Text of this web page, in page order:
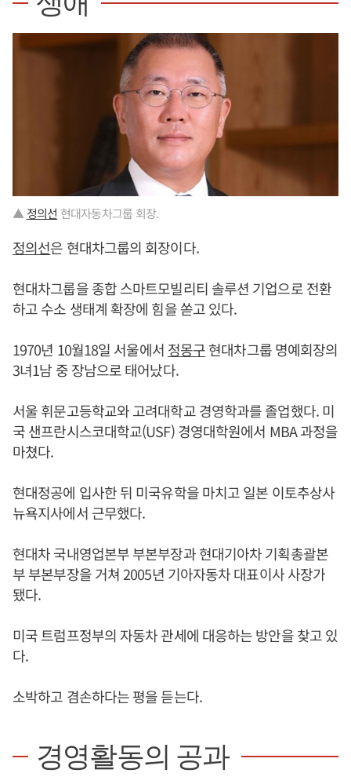
▲ 정의선 현대자동차그룹 회장.
정의선은 현대차그룹의 회장이다.
현대차그룹을 종합 스마트모빌리티 솔루션 기업으로 전환
하고 수소 생태계 확장에 힘을 쏟고 있다.
1970년 10월18일 서울에서 정몽구현대차그룹 명예회장의
3녀1남 중 장남으로 태어났다.
서울 휘문고등학교와 고려대학교 경영학과를 졸업했다. 미
국 샌프란시스코대학교(USF) 경영대학원에서 MBA 과정을
마쳤다.
현대정공에 입사한 뒤 미국유학을 마치고 일본 이토추상사
뉴욕지사에서 근무했다.
현대차 국내영업본부 부본부장과 현대기아차 기획총괄본
부 부본부장을 거쳐 2005년 기아자동차 대표이사 사장가
됐다.
미국 트럼프정부의 자동차 관세에 대응하는 방안을 찾고 있
다.
소박하고 겸손하다는 평을 듣는다.
경영활동의 공과